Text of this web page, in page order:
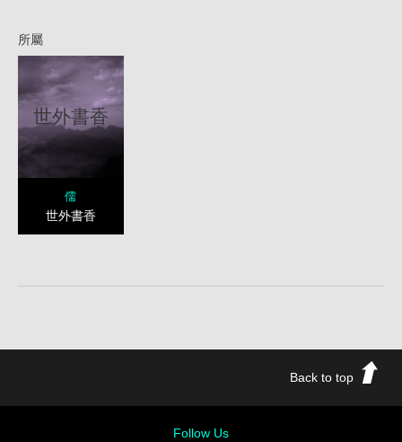
所屬
世外書香
儒
世外書香
Back to top
Follow Us